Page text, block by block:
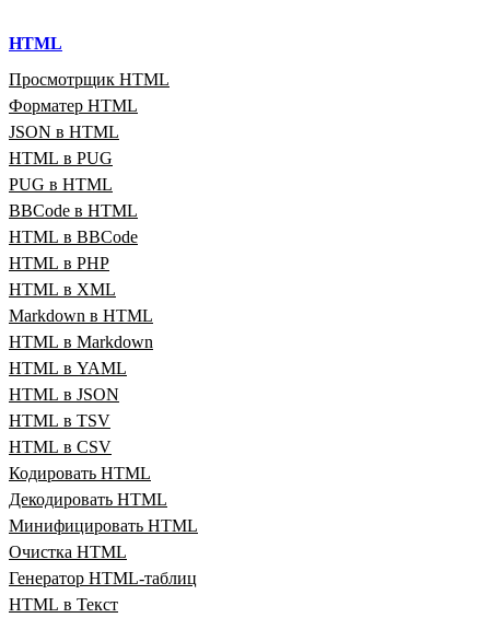
HTML
Просмотрщик HTML
Форматер HTML
JSON в HTML
HTML в PUG
PUG в HTML
BBCode в HTML
HTML в BBCode
HTML в PHP
HTML в XML
Markdown в HTML
HTML в Markdown
HTML в YAML
HTML в JSON
HTML в TSV
HTML в CSV
Кодировать HTML
Декодировать HTML
Минифицировать HTML
Очистка HTML
Генератор HTML‑таблиц
HTML в Текст